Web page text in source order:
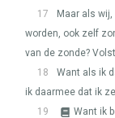
17
Maar als
worden, ook zelf
van de zonde?
18
Want als ik
ik daarmee dat ik
19
Want ik